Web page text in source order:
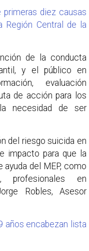
diez causas
Región Central de la
de la conducta
y el público en
evaluación
de acción para los
necesidad de ser
del riesgo suicida en
impacto para que la
del MEP, como
profesionales en
Robles, Asesor
años encabezan lista